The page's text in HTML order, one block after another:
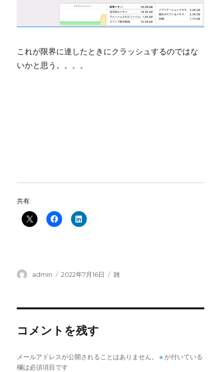
これが限界に達したときにクラッシュするのではな
いかと思う。。。。
共有:
投
admin
投
2022年7月16日
カ
雑
コメントを残す
メールアドレスが公開されることはありません。 ※ が付いている
欄は必須項目です